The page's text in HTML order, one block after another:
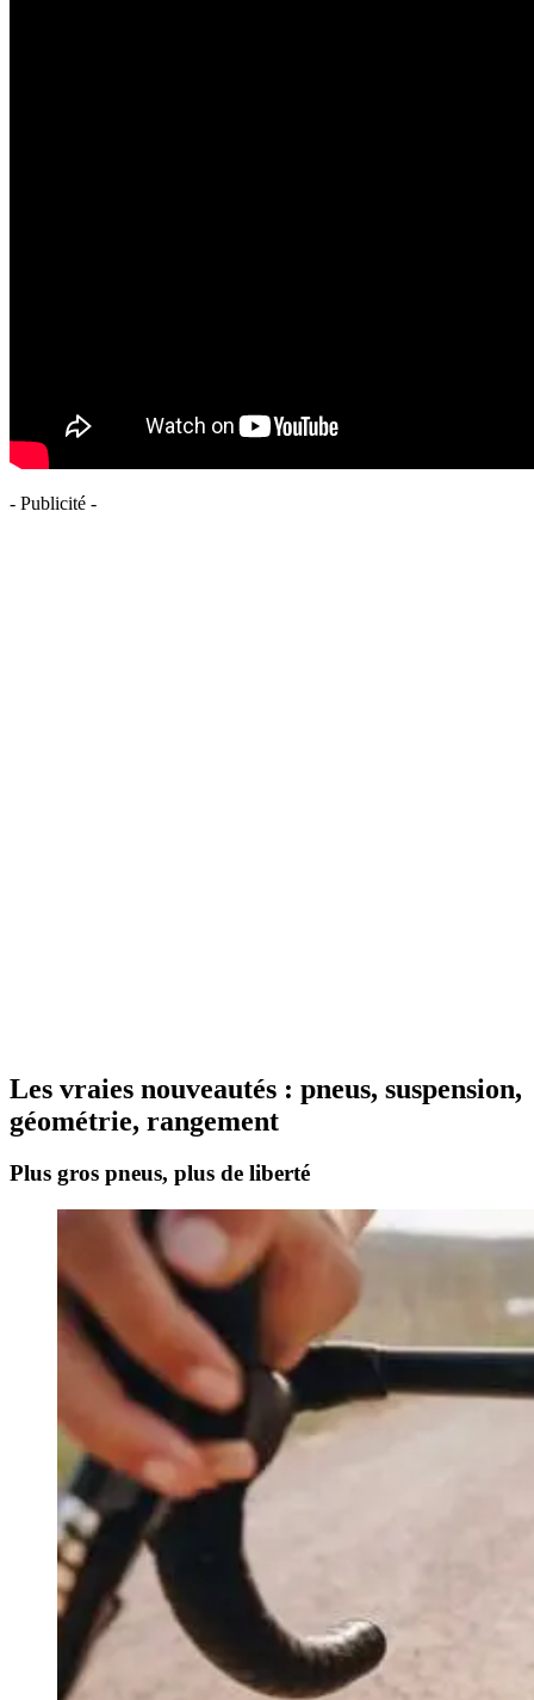
- Publicité -
Les vraies nouveautés : pneus, suspension,
géométrie, rangement
Plus gros pneus, plus de liberté